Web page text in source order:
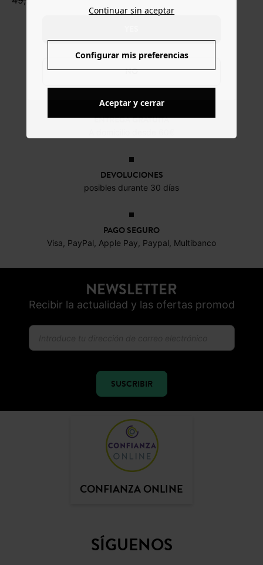
NO
ENTREGA GRATUITA
DEVOLUCIONES
posibles durante 30 días
PAGO SEGURO
Visa, PayPal, Apple Pay, Paypal, Multibanco
NEWSLETTER
Recibir la actualidad y las ofertas promod
SUSCRIBIR
CONFIANZA ONLINE
SÍGUENOS
Continuar sin aceptar
Configurar mis preferencias
Aceptar y cerrar